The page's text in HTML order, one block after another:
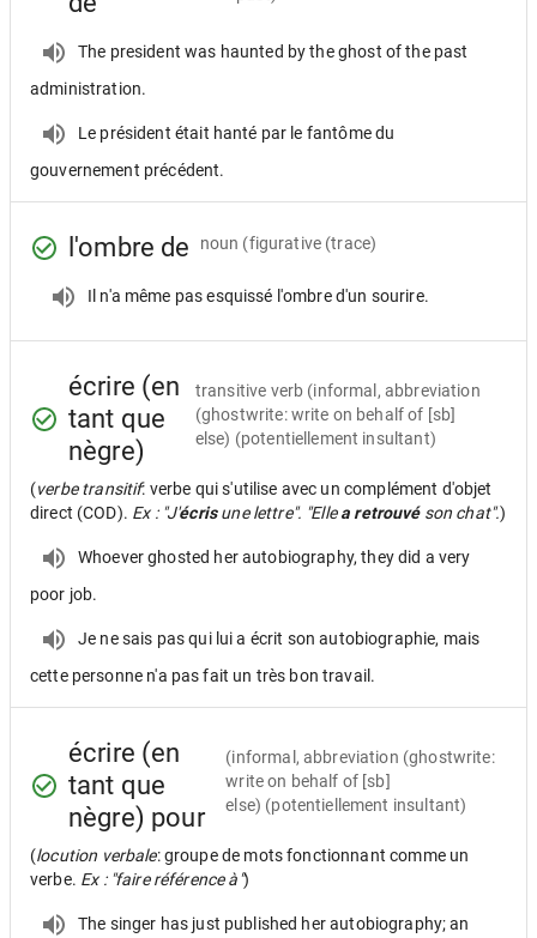
The president was haunted by the ghost of the past
administration.
Le président était hanté par le fantôme du
gouvernement précédent.
l'ombre de noun (figurative (trace)
Il n'a même pas esquissé l'ombre d'un sourire.
écrire (en
tant que
nègre)
transitive verb (informal, abbreviation
(ghostwrite: write on behalf of [sb]
else) (potentiellement insultant)
(verbe transitif: verbe qui s'utilise avec un complément d'objet
direct (COD). Ex : "J'écrisune lettre". "Ellea retrouvéson chat".)
Whoever ghosted her autobiography, they did a very
poor job.
Je ne sais pas qui lui a écrit son autobiographie, mais
cette personne n'a pas fait un très bon travail.
écrire (en
tant que
nègre) pour
(informal, abbreviation (ghostwrite:
write on behalf of [sb]
else) (potentiellement insultant)
(locution verbale: groupe de mots fonctionnant comme un
verbe. Ex : "faire référence à")
The singer has just published her autobiography; an